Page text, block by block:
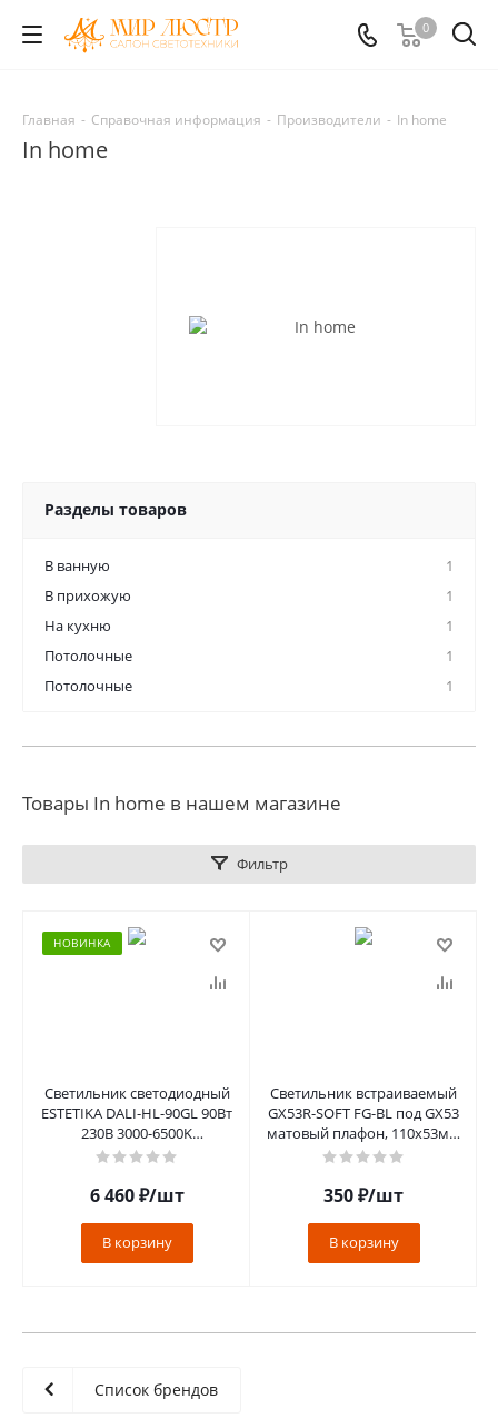
0
Главная - Справочная информация - Производители - In home
In home
Разделы товаров
В ванную
1
В прихожую
1
На кухню
1
Потолочные
1
Потолочные
1
Товары In home в нашем магазине
Фильтр
НОВИНКА
Светильник светодиодный
ESTETIKA DALI-HL-90GL 90Вт
230В 3000-6500K
500х500x120мм 1.2м трос
6 460₽/шт
В корзину
Светильник встраиваемый
GX53R-SOFT FG-BL под GX53
матовый плафон, 110х53мм
черный IN HOME
350₽/шт
В корзину
Список брендов